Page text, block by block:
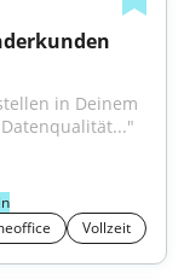
in Deinem
Vollzeit